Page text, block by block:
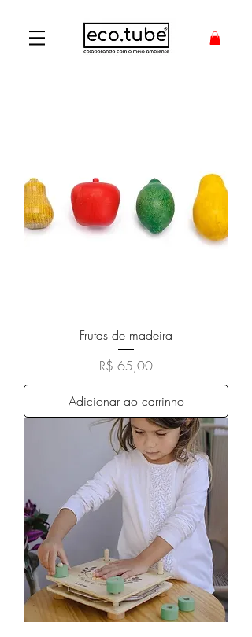
Frutas de madeira
Preço
R$ 65,00
Adicionar ao carrinho